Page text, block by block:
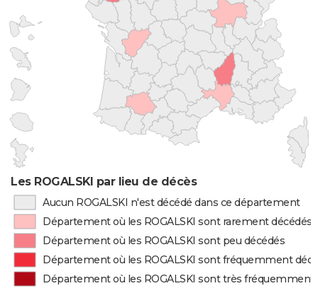
Les ROGALSKI par lieu de décès
Aucun ROGALSKI n'est décédé dans ce département
Département où les ROGALSKI sont rarement décédés
Département où les ROGALSKI sont peu décédés
Département où les ROGALSKI sont fréquemment
Département où les ROGALSKI sont très fréquemment